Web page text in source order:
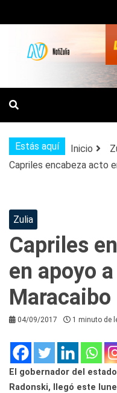
al
contenido
NOTICIAS
DE
Estás aquí Inicio
Capriles encabeza acto
Zulia
Capriles
en apoyo
Maracaibo
04/09/2017 1 minuto de
El gobernador del
Radonski, llegó este